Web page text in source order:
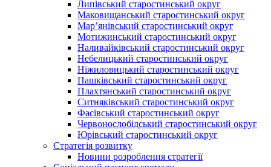
Липівський старостинський округ
Маковищанський старостинський округ
Мар’янівський старостинський округ
Мотижинський старостинський округ
Наливайківський старостинський округ
Небелицький старостинський округ
Ніжиловицький старостинський округ
Пашківський старостинський округ
Плахтянський старостинський округ
Ситняківський старостинський округ
Фасівський старостинський округ
Червонослобідський старостинський округ
Юрівський старостинський округ
Стратегія розвитку
Новини розроблення стратегії